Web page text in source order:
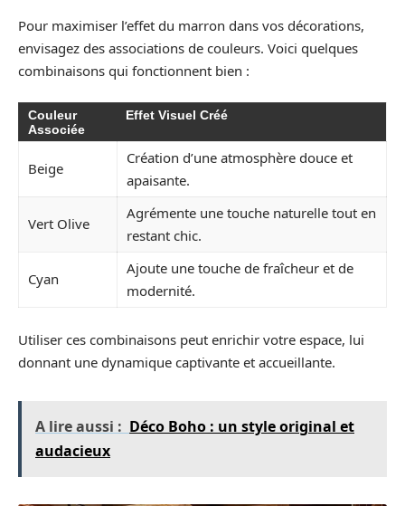
Pour maximiser l’effet du marron dans vos décorations,
envisagez des associations de couleurs. Voici quelques
combinaisons qui fonctionnent bien :
Couleur
Associée
Effet Visuel Créé
Beige
Création d’une atmosphère douce et
apaisante.
Vert Olive
Agrémente une touche naturelle tout en
restant chic.
Cyan
Ajoute une touche de fraîcheur et de
modernité.
Utiliser ces combinaisons peut enrichir votre espace, lui
donnant une dynamique captivante et accueillante.
A lire aussi : Déco Boho : un style original et
audacieux